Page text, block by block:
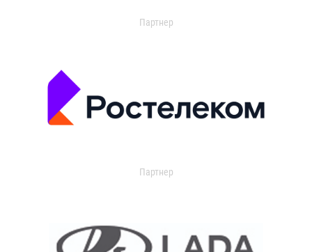
Партнер
Партнер